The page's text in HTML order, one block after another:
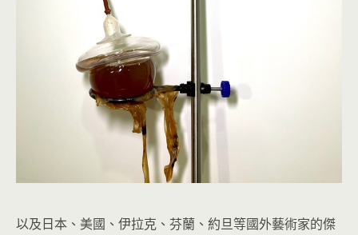
以及日本、美國、伊拉克、芬蘭、約旦等國外藝術家的傑